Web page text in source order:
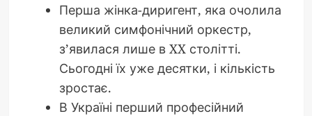
Перша жінка-диригент, яка очолила
великий симфонічний оркестр,
з’явилася лише в XX столітті.
Сьогодні їх уже десятки, і кількість
зростає.
В Україні перший професійний